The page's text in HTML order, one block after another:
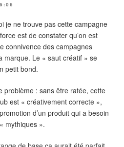
je ne trouve pas cette campagne
est de constater qu’on est
connivence des campagnes
marque. Le « saut créatif » se
petit bond.
problème : sans être ratée, cette
est « créativement correcte »,
d’un produit qui a besoin
mythiques ».